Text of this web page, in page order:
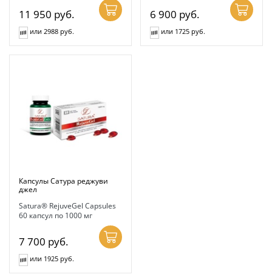
11 950 руб.
или 2988 руб.
6 900 руб.
или 1725 руб.
Капсулы Сатура реджуви
джел
Satura® RejuveGel Capsules
60 капсул по 1000 мг
7 700 руб.
или 1925 руб.